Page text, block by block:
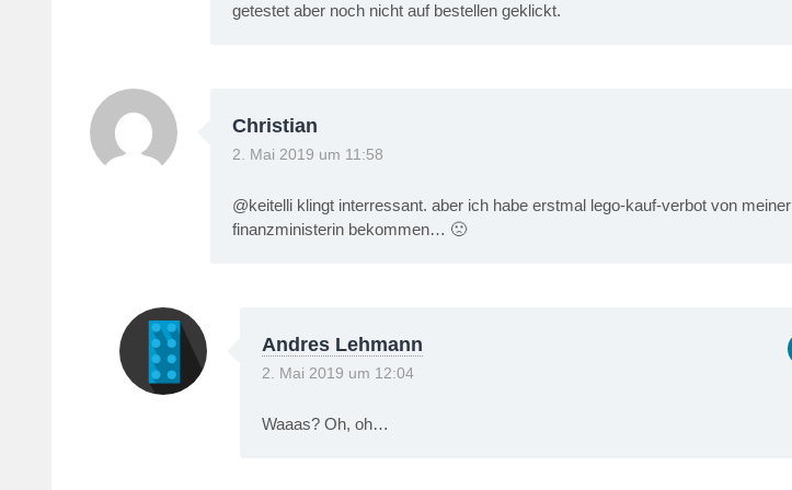
getestet aber noch nicht auf bestellen geklickt.
Christian
2. Mai 2019 um 11:58
@keitelli klingt interressant. aber ich habe erstmal lego-kauf-verbot von meiner
finanzministerin bekommen… 🙁
Andres Lehmann
2. Mai 2019 um 12:04
Waaas? Oh, oh…